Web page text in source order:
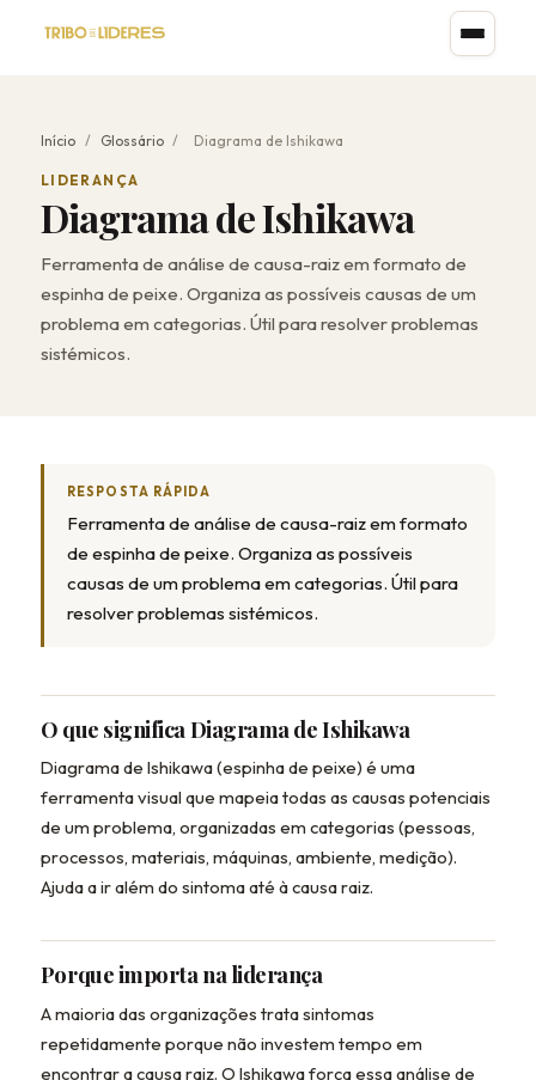
Início / Glossário / Diagrama de Ishikawa
LIDERANÇA
Diagrama de Ishikawa
Ferramenta de análise de causa-raiz em formato de
espinha de peixe. Organiza as possíveis causas de um
problema em categorias. Útil para resolver problemas
sistémicos.
RESPOSTA RÁPIDA
Ferramenta de análise de causa-raiz em formato
de espinha de peixe. Organiza as possíveis
causas de um problema em categorias. Útil para
resolver problemas sistémicos.
O que significa Diagrama de Ishikawa
Diagrama de Ishikawa (espinha de peixe) é uma
ferramenta visual que mapeia todas as causas potenciais
de um problema, organizadas em categorias (pessoas,
processos, materiais, máquinas, ambiente, medição).
Ajuda a ir além do sintoma até à causa raiz.
Porque importa na liderança
A maioria das organizações trata sintomas
repetidamente porque não investem tempo em
encontrar a causa raiz. O Ishikawa força essa análise de